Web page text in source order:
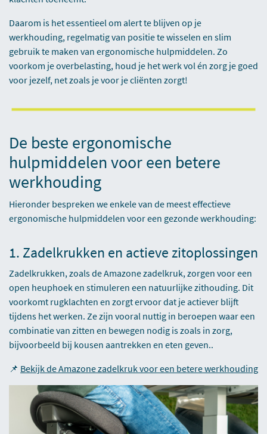
Daarom is het essentieel om alert te blijven op je
werkhouding, regelmatig van positie te wisselen en slim
gebruik te maken van ergonomische hulpmiddelen. Zo
voorkom je overbelasting, houd je het werk vol én zorg je goed
voor jezelf, net zoals je voor je cliënten zorgt!
De beste ergonomische
hulpmiddelen voor een betere
werkhouding
Hieronder bespreken we enkele van de meest effectieve
ergonomische hulpmiddelen voor een gezonde werkhouding:
1. Zadelkrukken en actieve zitoplossingen
Zadelkrukken, zoals de Amazone zadelkruk, zorgen voor een
open heuphoek en stimuleren een natuurlijke zithouding. Dit
voorkomt rugklachten en zorgt ervoor dat je actiever blijft
tijdens het werken. Ze zijn vooral nuttig in beroepen waar een
combinatie van zitten en bewegen nodig is zoals in zorg,
bijvoorbeeld bij kousen aantrekken en eten geven..
📌 Bekijk de Amazone zadelkruk voor een betere werkhouding